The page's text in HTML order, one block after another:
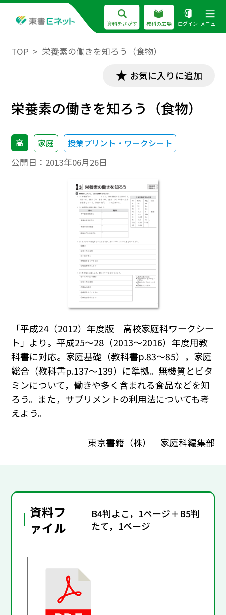
資料をさがす 教科の広場 ログイン メニュー
TOP 栄養素の働きを知ろう（食物）
お気に入りに追加
栄養素の働きを知ろう（食物）
高 家庭 授業プリント・ワークシート
公開日： 2013年06月26日
「平成24（2012）年度版 高校家庭科ワークシー
ト」より。平成25～28（2013～2016）年度用教
科書に対応。家庭基礎（教科書p.83～85），家庭
総合（教科書p.137～139）に準拠。無機質とビタ
ミンについて，働きや多く含まれる食品などを知
ろう。また，サプリメントの利用法についても考
えよう。
東京書籍（株） 家庭科編集部
資料フ
ァイル
B4判よこ，1ページ＋B5判
たて，1ページ